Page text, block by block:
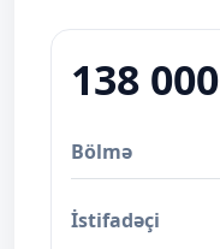
138 000
Bölmə
İstifadəçi